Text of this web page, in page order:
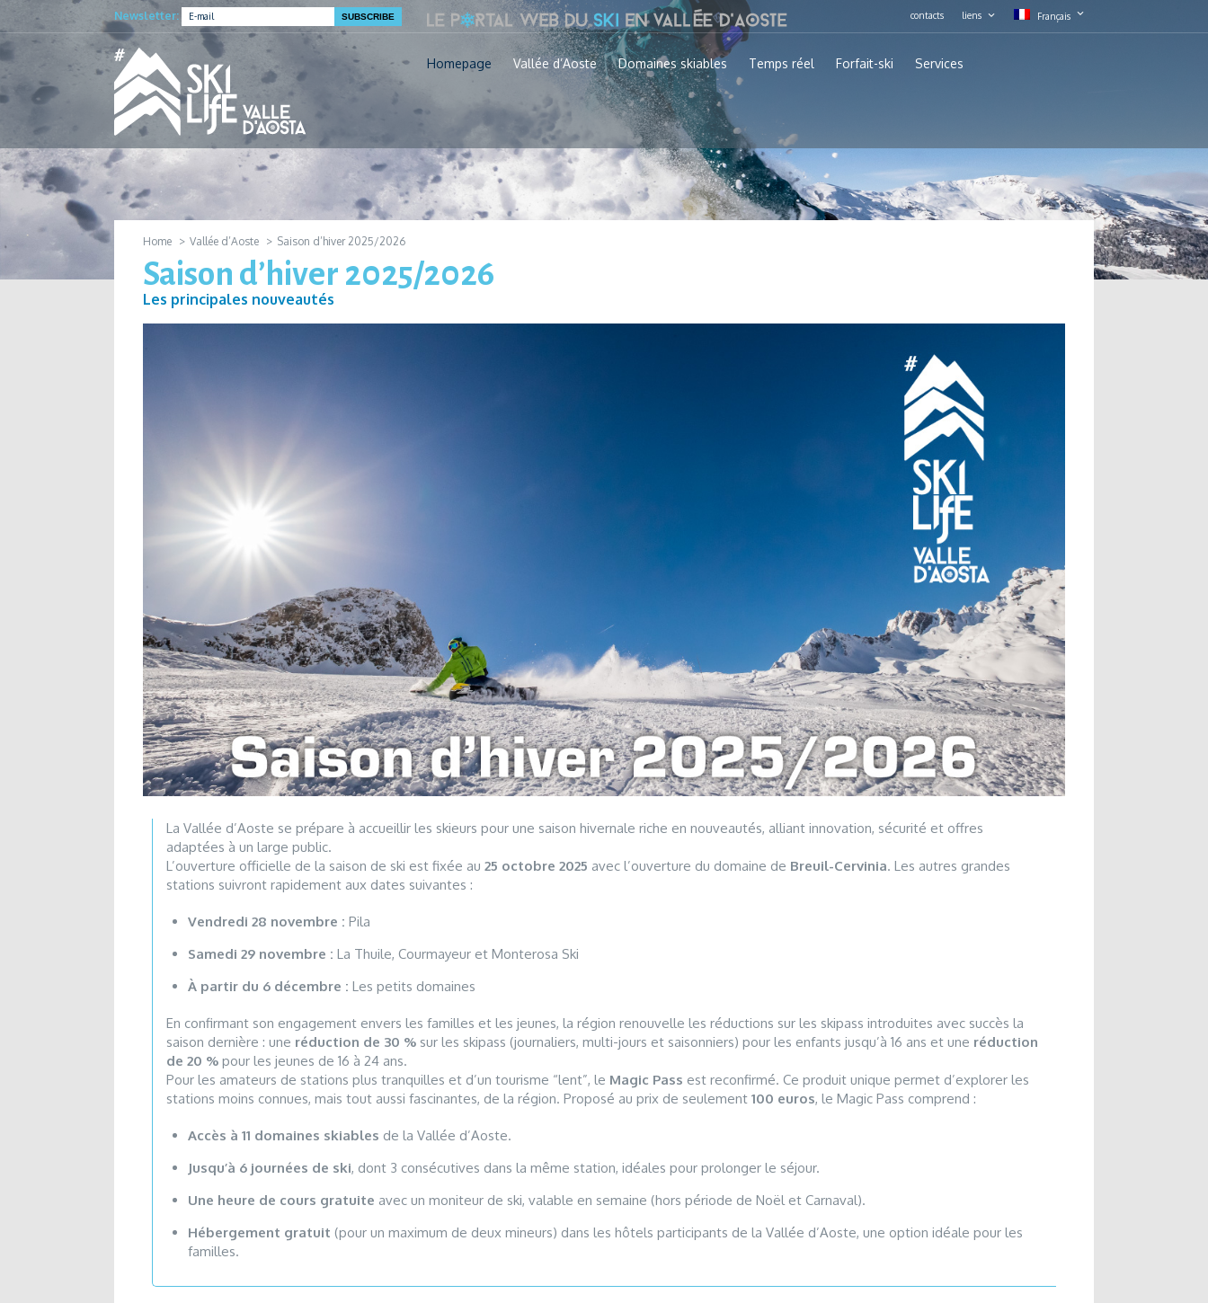
Newsletter: contacts liens Français
Homepage Vallée d’Aoste Domaines skiables Temps réel Forfait-ski Services
Home Vallée d’Aoste Saison d’hiver 2025/2026
Saison d’hiver 2025/2026
Les principales nouveautés
La Vallée d’Aoste se prépare à accueillir les skieurs pour une saison hivernale riche en nouveautés, alliant innovation, sécurité et offres
adaptées à un large public.
L’ouverture officielle de la saison de ski est fixée au25 octobre 2025 avec l’ouverture du domaine de Breuil-Cervinia. Les autres grandes
stations suivront rapidement aux dates suivantes :
Vendredi 28 novembre : Pila
Samedi 29 novembre : La Thuile, Courmayeur et Monterosa Ski
À partir du 6 décembre : Les petits domaines
En confirmant son engagement envers les familles et les jeunes, la région renouvelle les réductions sur les skipass introduites avec succès la
saison dernière : une réduction de 30 % sur les skipass (journaliers, multi-jours et saisonniers) pour les enfants jusqu’à 16 ans et une réduction
de 20 % pour les jeunes de 16 à 24 ans.
Pour les amateurs de stations plus tranquilles et d’un tourisme “lent”, le Magic Pass est reconfirmé. Ce produit unique permet d’explorer les
stations moins connues, mais tout aussi fascinantes, de la région. Proposé au prix de seulement100 euros, le Magic Pass comprend :
Accès à 11 domaines skiables de la Vallée d’Aoste.
Jusqu’à 6 journées de ski, dont 3 consécutives dans la même station, idéales pour prolonger le séjour.
Une heure de cours gratuite avec un moniteur de ski, valable en semaine (hors période de Noël et Carnaval).
Hébergement gratuit (pour un maximum de deux mineurs) dans les hôtels participants de la Vallée d’Aoste, une option idéale pour les
familles.